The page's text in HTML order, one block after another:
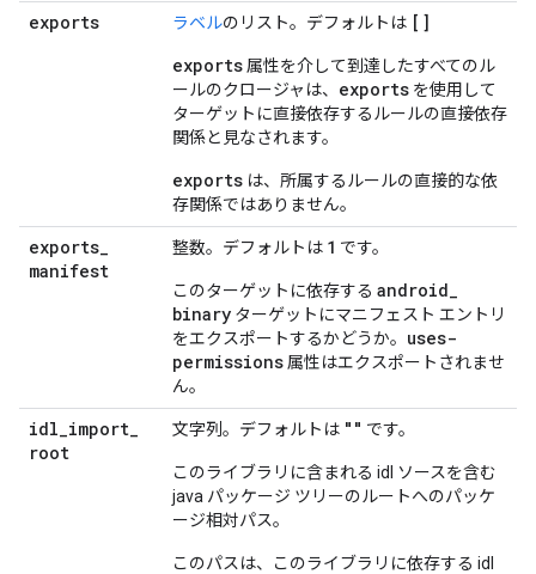
exports ラベルのリスト。デフォルトは []
exports 属性を介して到達したすべてのル
ールのクロージャは、 exports を使用して
ターゲットに直接依存するルールの直接依存
関係と見なされます。
exports は、所属するルールの直接的な依
存関係ではありません。
exports_
manifest
整数。デフォルトは 1 です。
このターゲットに依存する android_
binary ターゲットにマニフェスト エントリ
をエクスポートするかどうか。 uses-
permissions 属性はエクスポートされませ
ん。
idl_import_
root
文字列。デフォルトは "" です。
このライブラリに含まれる idl ソースを含む
java パッケージ ツリーのルートへのパッケ
ージ相対パス。
このパスは、このライブラリに依存する idl